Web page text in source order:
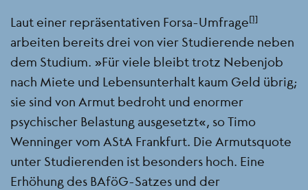
Laut einer repräsentativen Forsa-Umfrage[1]
arbeiten bereits drei von vier Studierende neben
dem Studium. „Für viele bleibt trotz Nebenjob
nach Miete und Lebensunterhalt kaum Geld übrig;
sie sind von Armut bedroht und enormer
psychischer Belastung ausgesetzt“, so Timo
Wenninger vom AStA Frankfurt. Die Armutsquote
unter Studierenden ist besonders hoch. Eine
Erhöhung des BAföG-Satzes und der